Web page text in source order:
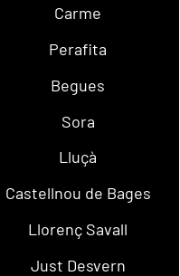
Carme
Perafita
Begues
Sora
Lluçà
Castellnou de Bages
Llorenç Savall
Just Desvern